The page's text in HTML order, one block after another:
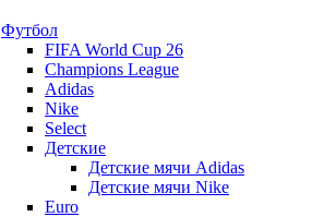
Футбол
FIFA World Cup 26
Champions League
Adidas
Nike
Select
Детские
Детские мячи Adidas
Детские мячи Nike
Euro